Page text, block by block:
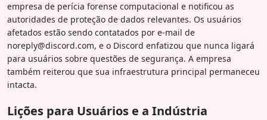
empresa de perícia forense computacional e notificou as
autoridades de proteção de dados relevantes. Os usuários
afetados estão sendo contatados por e-mail de
noreply@discord.com, e o Discord enfatizou que nunca ligará
para usuários sobre questões de segurança. A empresa
também reiterou que sua infraestrutura principal permaneceu
intacta.
Lições para Usuários e a Indústria